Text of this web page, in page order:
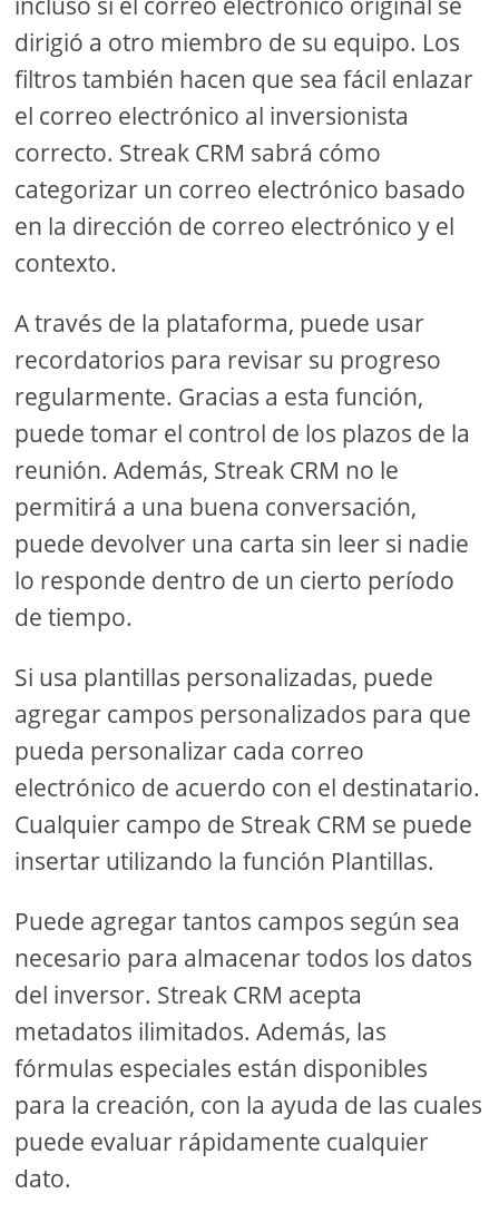
dirigió a otro miembro de su equipo. Los
filtros también hacen que sea fácil enlazar
el correo electrónico al inversionista
correcto. Streak CRM sabrá cómo
categorizar un correo electrónico basado
en la dirección de correo electrónico y el
contexto.
A través de la plataforma, puede usar
recordatorios para revisar su progreso
regularmente. Gracias a esta función,
puede tomar el control de los plazos de la
reunión. Además, Streak CRM no le
permitirá a una buena conversación,
puede devolver una carta sin leer si nadie
lo responde dentro de un cierto período
de tiempo.
Si usa plantillas personalizadas, puede
agregar campos personalizados para que
pueda personalizar cada correo
electrónico de acuerdo con el destinatario.
Cualquier campo de Streak CRM se puede
insertar utilizando la función Plantillas.
Puede agregar tantos campos según sea
necesario para almacenar todos los datos
del inversor. Streak CRM acepta
metadatos ilimitados. Además, las
fórmulas especiales están disponibles
para la creación, con la ayuda de las cuales
puede evaluar rápidamente cualquier
dato.